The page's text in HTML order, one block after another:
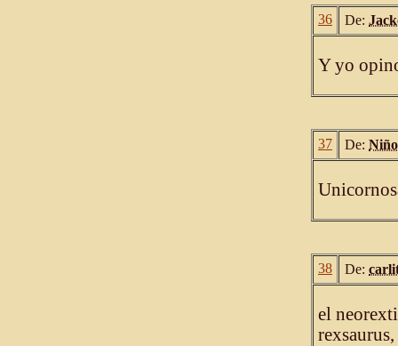
36 De:
Y yo
37 De:
38 De:
el
rexsaurus,